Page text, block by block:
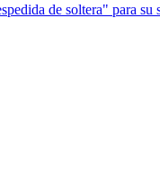
de soltera" para su